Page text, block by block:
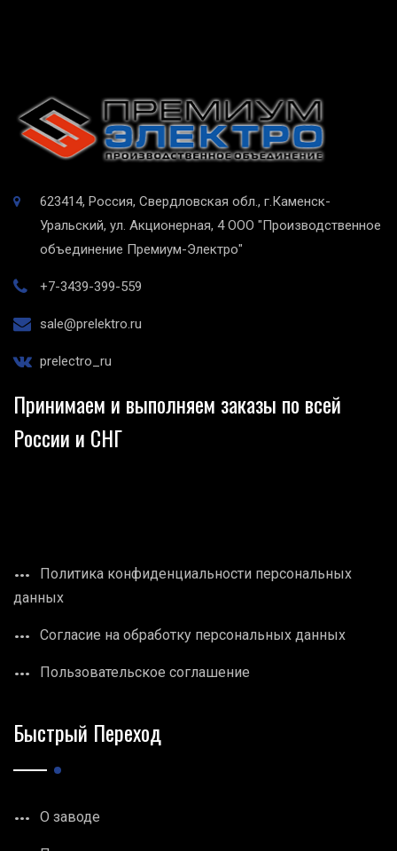
623414, Россия, Свердловская обл., г.Каменск-
Уральский, ул. Акционерная, 4 ООО "Производственное
объединение Премиум-Электро"
+7-3439-399-559
sale@prelektro.ru
prelectro_ru
Принимаем и выполняем заказы по всей
России и СНГ
Политика конфиденциальности персональных
данных
Согласие на обработку персональных данных
Пользовательское соглашение
Быстрый Переход
О заводе